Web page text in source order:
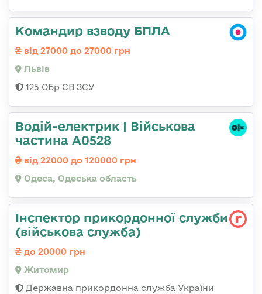
Командир взводу БПЛА
від 27000 до 27000 грн
Львів
125 ОБр СВ ЗСУ
Водій-електрик | Військова
частина А0528
від 22000 до 120000 грн
Одеса, Одеська область
Інспектор прикордонної служби
(військова служба)
до 20000 грн
Житомир
Державна прикордонна служба України